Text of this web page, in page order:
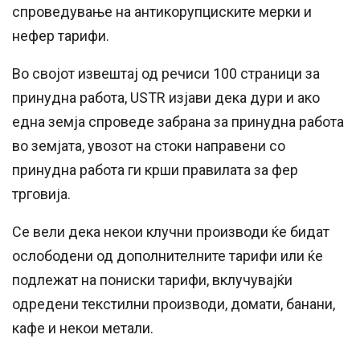
спроведување на антикорупциските мерки и
нефер тарифи.
Во својот извештај од речиси 100 страници за
принудна работа, USTR изјави дека дури и ако
една земја спроведе забрана за принудна работа
во земјата, увозот на стоки направени со
принудна работа ги крши правилата за фер
трговија.
Се вели дека некои клучни производи ќе бидат
ослободени од дополнителните тарифи или ќе
подлежат на пониски тарифи, вклучувајќи
одредени текстилни производи, домати, банани,
кафе и некои метали.